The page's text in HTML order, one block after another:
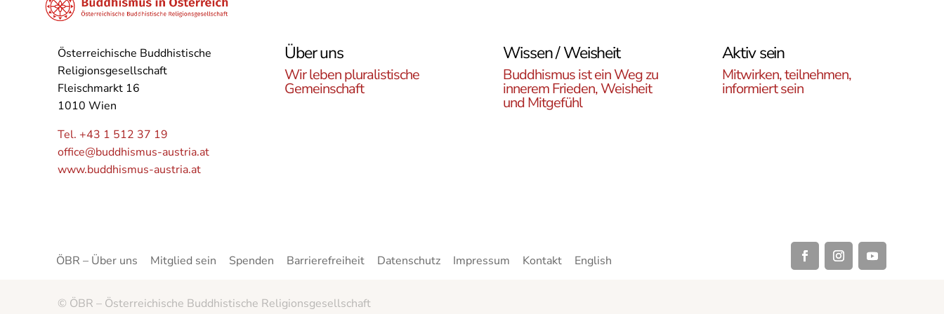
Österreichische Buddhistische
Religionsgesellschaft
Fleischmarkt 16
1010 Wien
Tel. +43 1 512 37 19
office@buddhismus-austria.at
www.buddhismus-austria.at
Über uns
Wir leben pluralistische
Gemeinschaft
Wissen / Weisheit
Buddhismus ist ein Weg zu
innerem Frieden, Weisheit
und Mitgefühl
Aktiv sein
Mitwirken, teilnehmen,
informiert sein
ÖBR – Über uns Mitglied sein Spenden Barrierefreiheit Datenschutz Impressum Kontakt English
© ÖBR – Österreichische Buddhistische Religionsgesellschaft